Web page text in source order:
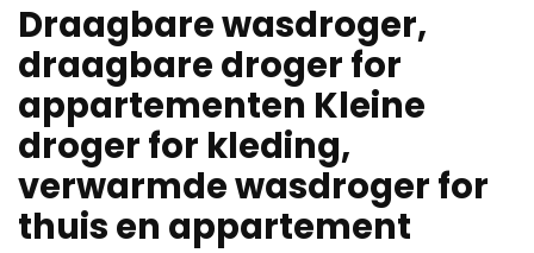
Draagbare wasdroger,
draagbare droger for
appartementen Kleine
droger for kleding,
verwarmde wasdroger for
thuis en appartement